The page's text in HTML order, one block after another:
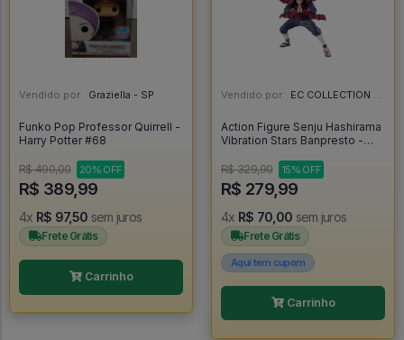
Vendido por: Graziella - SP
Funko Pop Professor Quirrell -
Harry Potter #68
R$ 490,00 20% OFF
R$ 389,99
4x R$ 97,50 sem juros
Frete Grátis
Carrinho
Vendido por: EC COLLECTION - SP
Action Figure Senju Hashirama
Vibration Stars Banpresto -
R$ 329,90
15% OFF
R$ 279,99
4x R$ 70,00 sem juros
Frete Grátis
Aqui tem cupom
Carrinho